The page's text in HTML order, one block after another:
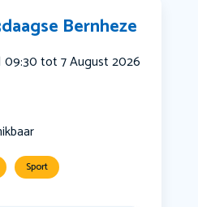
Bernheze
09:30 tot 7 August 2026
Sport